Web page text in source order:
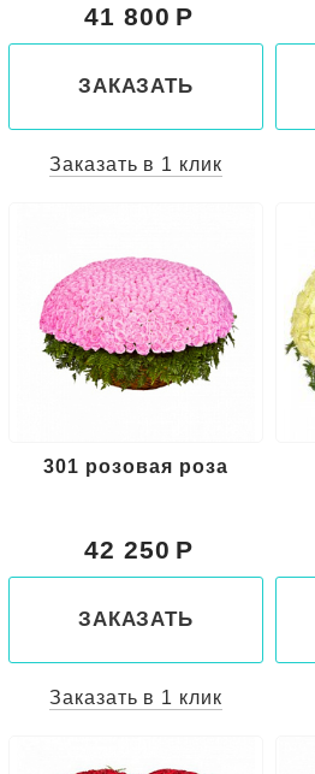
41 800
ЗАКАЗАТЬ
Заказать в 1 клик
301 розовая роза
42 250
ЗАКАЗАТЬ
Заказать в 1 клик